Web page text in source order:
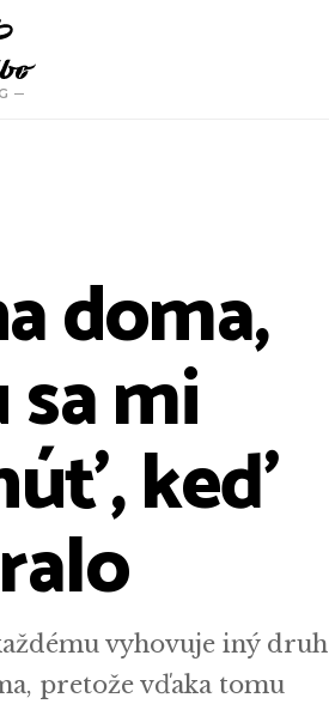
doma,
mi
keď
vyhovuje iný druh
pretože vďaka tomu